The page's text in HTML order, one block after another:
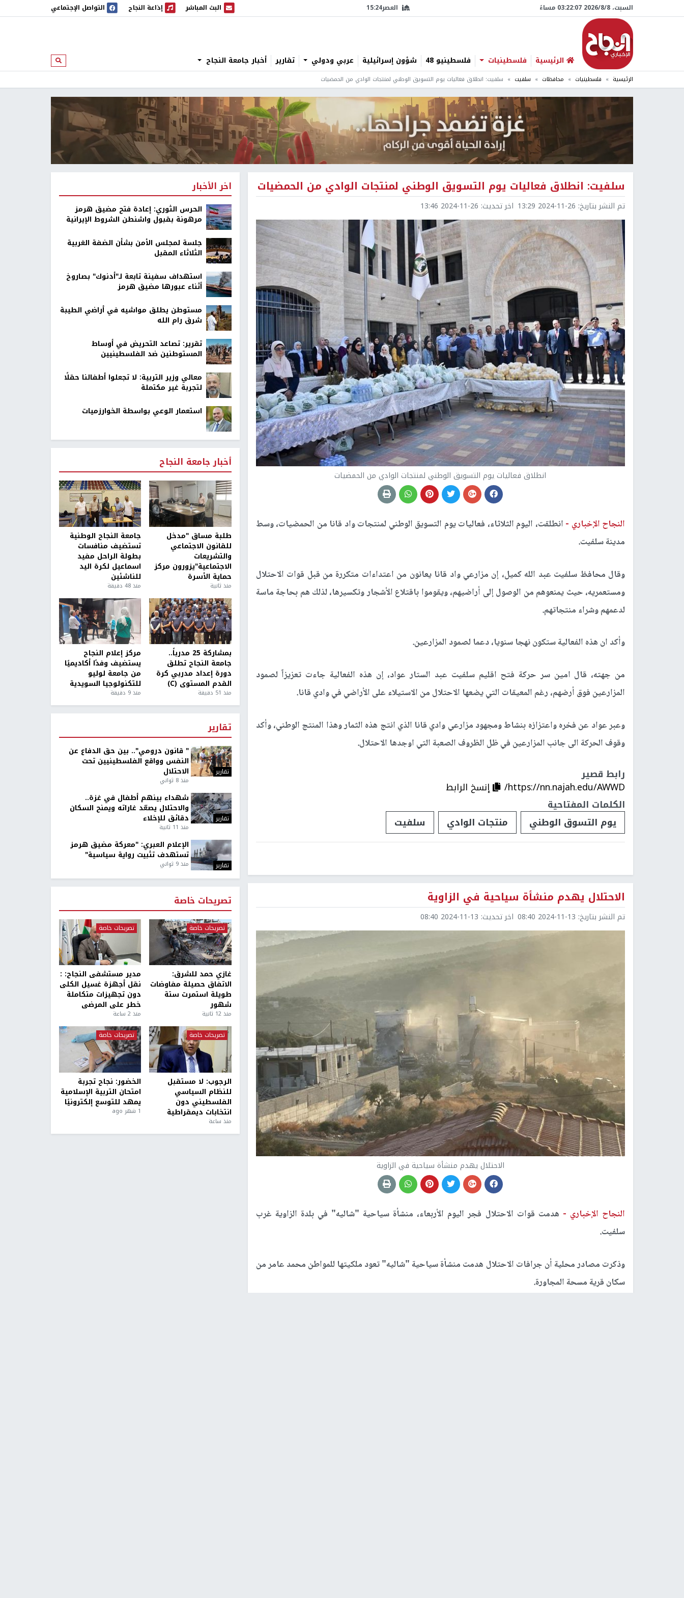
السبت، 8/‏8/‏2026 03:22:08 مساءً العصر15:24 البث المباشر
البث المباشر إذاعة النجاح
إذاعة النجاح التواصل الإجتماعي
الرئيسية فلسطينيات فلسطينيو 48 شؤون إسرائيلية عربي ودولي تقارير أخبار جامعة النجاح ابحث
الرئيسية فلسطينيات محافظات سلفيت سلفيت: انطلاق فعاليات يوم التسويق الوطني لمنتجات الوادي من الحمضيات
سلفيت: انطلاق فعاليات يوم التسويق الوطني لمنتجات الوادي من الحمضيات
تم النشر بتاريخ: 2024-11-26 13:29 اخر تحديث: 2024-11-26 13:46
انطلاق فعاليات يوم التسويق الوطني لمنتجات الوادي من الحمضيات
النجاح الإخباري - انطلقت، اليوم الثلاثاء، فعاليات يوم التسويق الوطني لمنتجات واد قانا من الحمضيات، وسط
مدينة سلفيت.
وقال محافظ سلفيت عبد الله كميل، إن مزارعي واد قانا يعانون من اعتداءات متكررة من قبل قوات الاحتلال
ومستعمريه، حيث يمنعوهم من الوصول إلى أراضيهم، ويقوموا باقتلاع الأشجار وتكسيرها، لذلك هم بحاجة ماسة
لدعمهم وشراء منتجاتهم.
وأكد ان هذه الفعالية ستكون نهجا سنويا، دعما لصمود المزارعين.
من جهته، قال امين سر حركة فتح اقليم سلفيت عبد الستار عواد، إن هذه الفعالية جاءت تعزيزاً لصمود
المزارعين فوق أرضهم، رغم المعيقات التي يضعها الاحتلال من الاستيلاء على الأراضي في وادي قانا.
وعبر عواد عن فخره واعتزازه بنشاط ومجهود مزارعي وادي قانا الذي انتج هذه الثمار وهذا المنتج الوطني، وأكد
وقوف الحركة الى جانب المزارعين في ظل الظروف الصعبة التي اوجدها الاحتلال.
رابط قصير
https://nn.najah.edu/AWWD/
إنسخ الرابط
الكلمات المفتاحية
يوم التسوق الوطني
منتجات الوادي سلفيت
الاحتلال يهدم منشأة سياحية في الزاوية
تم النشر بتاريخ: 2024-11-13 08:40 اخر تحديث: 2024-11-13 08:40
الاحتلال يهدم منشأة سياحية في الزاوية
النجاح الإخباري - هدمت قوات الاحتلال فجر اليوم الأربعاء، منشأة سياحية "شاليه" في بلدة الزاوية غرب
سلفيت.
وذكرت مصادر محلية أن جرافات الاحتلال هدمت منشأة سياحية "شاليه" تعود ملكيتها للمواطن محمد عامر من
سكان قرية مسحة المجاورة.
اخر الأخبار
الحرس الثوري: إعادة فتح مضيق هرمز
مرهونة بقبول واشنطن الشروط الإيرانية
جلسة لمجلس الأمن بشأن الضفة الغربية
الثلاثاء المقبل
استهداف سفينة تابعة لـ"أدنوك" بصاروخ
أثناء عبورها مضيق هرمز
مستوطن يطلق مواشيه في أراضي الطيبة
شرق رام الله
تقرير: تصاعد التحريض في أوساط
المستوطنين ضد الفلسطينيين
معالي وزير التربية: لا تجعلوا أطفالنا حقلًا
لتجربة غير مكتملة
استعمار الوعي بواسطة الخوارزميات
أخبار جامعة النجاح
طلبة مساق "مدخل
للقانون الاجتماعي
والتشريعات
الاجتماعية"يزورون مركز
حماية الأسرة
منذ ثانية
جامعة النجاح الوطنية
تستضيف منافسات
بطولة الراحل مفيد
اسماعيل لكرة اليد
للناشئين
منذ 48 دقيقة
بمشاركة 25 مدرباً..
جامعة النجاح تطلق
دورة إعداد مدربي كرة
القدم المستوى (C)
منذ 51 دقيقة
مركز إعلام النجاح
يستضيف وفدًا أكاديميًا
من جامعة لوليو
للتكنولوجيا السويدية
منذ 9 دقيقة
تقارير
تقارير
" قانون درومي".. بين حق الدفاع عن
النفس وواقع الفلسطينيين تحت
الاحتلال
منذ 8 ثواني
تقارير
شهداء بينهم أطفال في غزة..
والاحتلال يصعّد غاراته ويمنح السكان
دقائق للإخلاء
منذ 11 ثانية
تقارير
الإعلام العبري: "معركة مضيق هرمز
تستهدف تثبيت رواية سياسية"
منذ 9 ثواني
تصريحات خاصة
تصريحات خاصة
غازي حمد للشرق:
الاتفاق حصيلة مفاوضات
طويلة استمرت ستة
شهور
منذ 12 ثانية
تصريحات خاصة
مدير مستشفى النجاح: :
نقل أجهزة غسيل الكلى
دون تجهيزات متكاملة
خطر على المرضى
منذ 2 ساعة
تصريحات خاصة
الرجوب: لا مستقبل
للنظام السياسي
الفلسطيني دون
انتخابات ديمقراطية
منذ ساعة
تصريحات خاصة
الخضور: نجاح تجربة
امتحان التربية الإسلامية
يمهد للتوسع إلكترونيًا
1 شهر ago